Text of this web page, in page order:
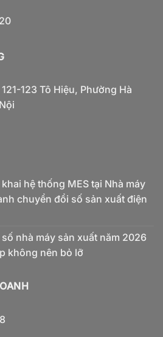
123 Tô Hiệu, Phường Hà
hệ thống MES tại Nhà máy
chuyển đổi số sản xuất điện
nhà máy sản xuất năm 2026
không nên bỏ lỡ